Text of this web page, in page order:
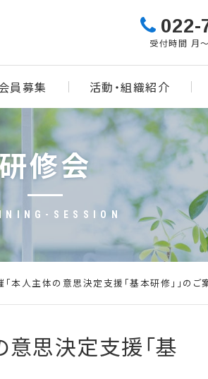
受付時間 月
員募集 活動・組織紹介
修会
SESSION
本人主体の意思決定支援「基本研修」」のご
思決定支援「基